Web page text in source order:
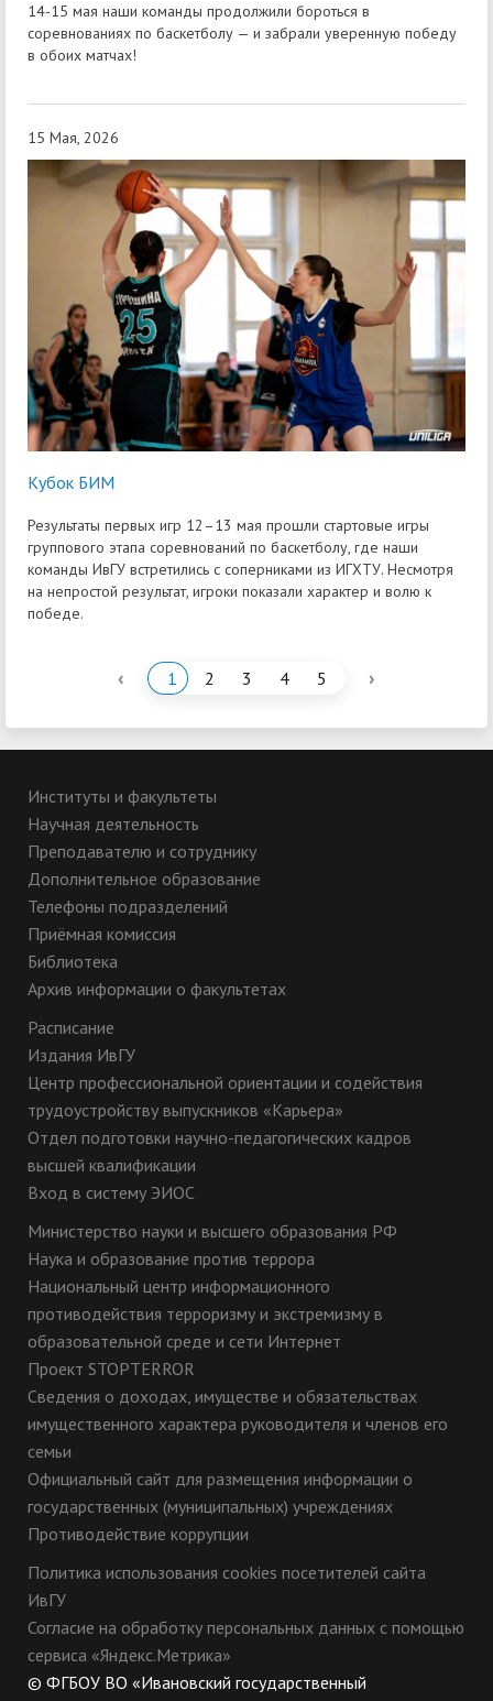
14-15 мая наши команды продолжили бороться в
соревнованиях по баскетболу — и забрали уверенную победу
в обоих матчах!
15 Мая, 2026
Кубок БИМ
Результаты первых игр 12–13 мая прошли стартовые игры
группового этапа соревнований по баскетболу, где наши
команды ИвГУ встретились с соперниками из ИГХТУ. Несмотря
на непростой результат, игроки показали характер и волю к
победе.
‹ 1 2 3 4 5 ›
Институты и факультеты
Научная деятельность
Преподавателю и сотруднику
Дополнительное образование
Телефоны подразделений
Приёмная комиссия
Библиотека
Архив информации о факультетах
Расписание
Издания ИвГУ
Центр профессиональной ориентации и содействия
трудоустройству выпускников «Карьера»
Отдел подготовки научно-педагогических кадров
высшей квалификации
Вход в систему ЭИОС
Министерство науки и высшего образования РФ
Наука и образование против террора
Национальный центр информационного
противодействия терроризму и экстремизму в
образовательной среде и сети Интернет
Проект STOPTERROR
Сведения о доходах, имуществе и обязательствах
имущественного характера руководителя и членов его
семьи
Официальный сайт для размещения информации о
государственных (муниципальных) учреждениях
Противодействие коррупции
Политика использования cookies посетителей сайта
ИвГУ
Согласие на обработку персональных данных с помощью
сервиса «Яндекс.Метрика»
© ФГБОУ ВО «Ивановский государственный